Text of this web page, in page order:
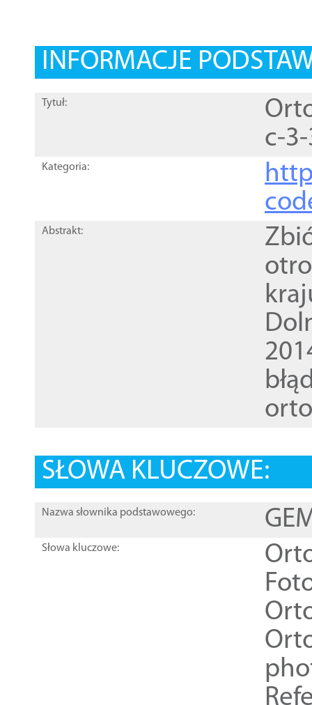
INFORMACJE
Tytuł:
c-
Kategoria:
Abstrakt:
SŁOWA KLUCZOWE:
Nazwa słownika podstawowego:
Słowa kluczowe: